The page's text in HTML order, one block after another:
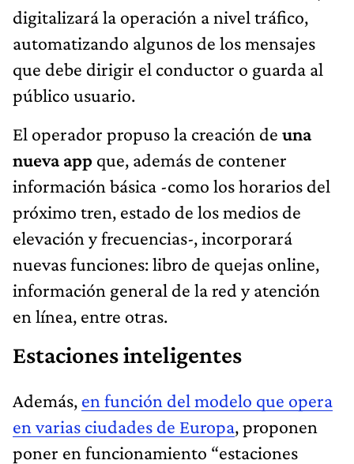
digitalizará la operación a nivel tráfico,
automatizando algunos de los mensajes
que debe dirigir el conductor o guarda al
público usuario.
El operador propuso la creación de una
nueva app que, además de contener
información básica -como los horarios del
próximo tren, estado de los medios de
elevación y frecuencias-, incorporará
nuevas funciones: libro de quejas online,
información general de la red y atención
en línea, entre otras.
Estaciones inteligentes
Además, en función del modelo que opera
en varias ciudades de Europa, proponen
poner en funcionamiento “estaciones